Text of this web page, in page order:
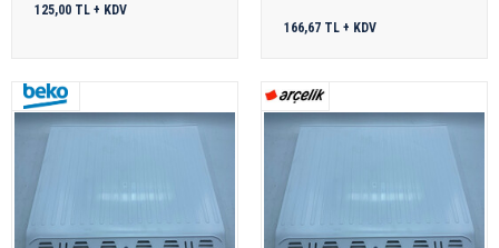
125,00 TL + KDV
166,67 TL + KDV